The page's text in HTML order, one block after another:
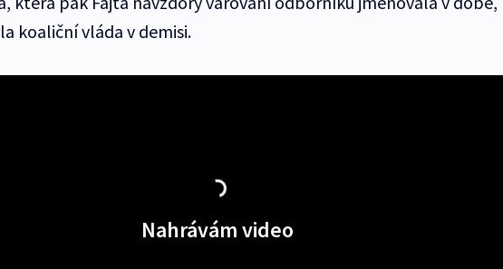
koaliční vláda v demisi.
Nahrávám video